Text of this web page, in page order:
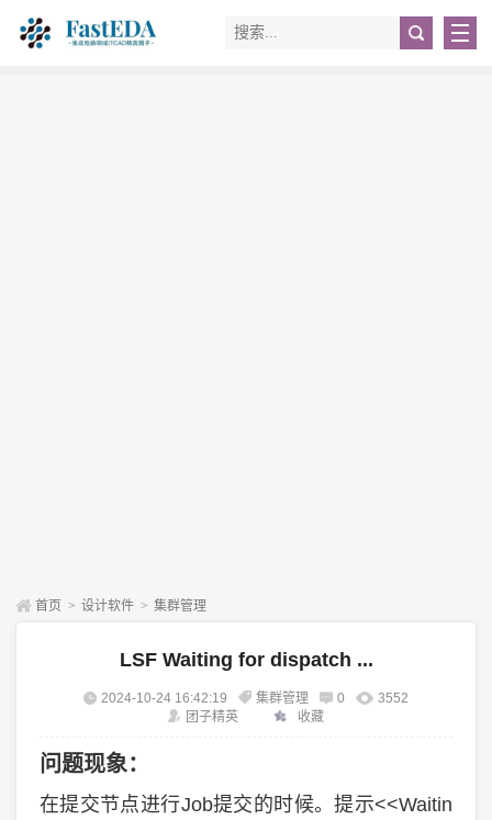
首页 > 设计软件 > 集群管理
LSF Waiting for dispatch ...
2024-10-24 16:42:19 集群管理 0
3552
团子精英
收藏
问题现象：
在提交节点进行Job提交的时候。提示<<Waitin